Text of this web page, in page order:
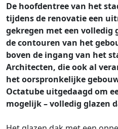
De hoofdentree van het
tijdens de renovatie een
gekregen met een volledig
de contouren van het
boven de ingang van het
Architecten, die ook al
het oorspronkelijke
Octatube uitgedaagd om
mogelijk – volledig glazen